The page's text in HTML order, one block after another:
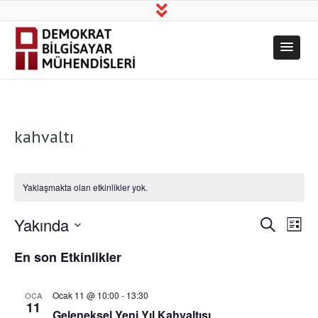
Demokrat
Üretim, Bilim, Dayanışma!
kahvaltı
Yaklaşmakta olan etkinlikler yok.
Ara Liste
Yakında
seç.
En son Etkinlikler
OCA
11
Ocak 11 @ 10:00 - 13:30